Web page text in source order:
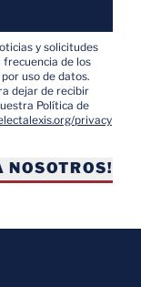
y solicitudes
frecuencia de los
uso de datos.
dejar de recibir
Política de
privacy
NOSOTROS!